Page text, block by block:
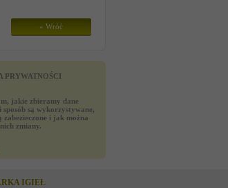
« Wróć
PRYWATNOŚCI
jakie zbieramy dane
sposób są wykorzystywane,
zabezieczone i jak można
zmiany.
IGIEŁ